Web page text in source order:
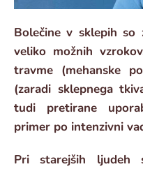
Bolečine v sklepih so
veliko možnih
travme (mehanske
(zaradi sklepnega
tudi pretirane
primer po intenzivni
Pri starejših ljudeh